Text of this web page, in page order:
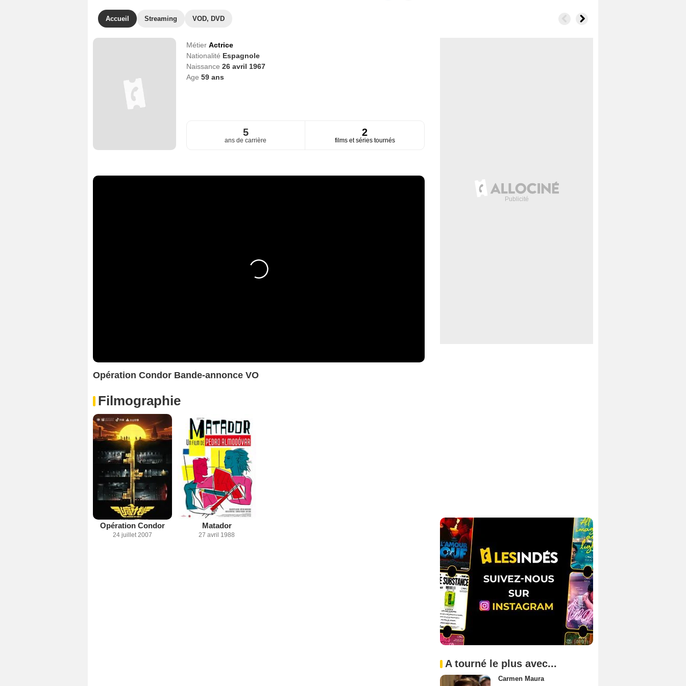
Accueil Streaming VOD, DVD
Métier Actrice
Nationalité Espagnole
Naissance 26 avril 1967
Age 59ans
5
ans de carrière
2
films et séries tournés
Opération Condor Bande-annonce VO
Filmographie
Opération Condor
24 juillet 2007
Matador
27 avril 1988
A tourné le plus avec...
Carmen Maura